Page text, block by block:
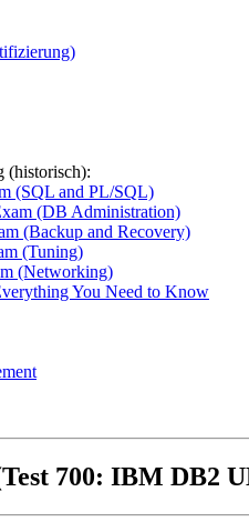
(historisch):
(SQL and PL/SQL)
(DB Administration)
(Backup and Recovery)
(Tuning)
(Networking)
You Need to Know
700: IBM DB2